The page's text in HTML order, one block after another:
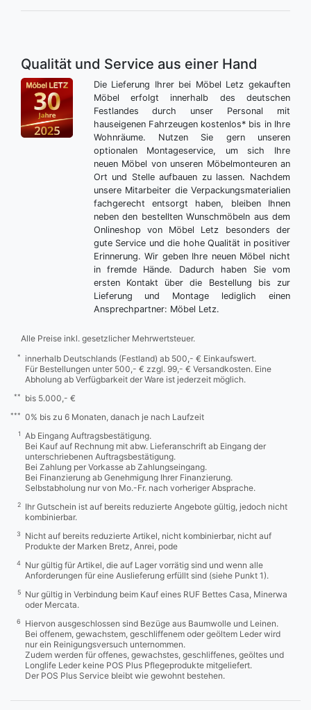
Qualität und Service aus einer Hand
Die Lieferung Ihrer bei Möbel Letz gekauften
Möbel erfolgt innerhalb des deutschen
Festlandes durch unser Personal mit
hauseigenen Fahrzeugen kostenlos* bis in Ihre
Wohnräume. Nutzen Sie gern unseren
optionalen Montageservice, um sich Ihre
neuen Möbel von unseren Möbelmonteuren an
Ort und Stelle aufbauen zu lassen. Nachdem
unsere Mitarbeiter die Verpackungsmaterialien
fachgerecht entsorgt haben, bleiben Ihnen
neben den bestellten Wunschmöbeln aus dem
Onlineshop von Möbel Letz besonders der
gute Service und die hohe Qualität in positiver
Erinnerung. Wir geben Ihre neuen Möbel nicht
in fremde Hände. Dadurch haben Sie vom
ersten Kontakt über die Bestellung bis zur
Lieferung und Montage lediglich einen
Ansprechpartner: Möbel Letz.
Alle Preise inkl. gesetzlicher Mehrwertsteuer.
*
innerhalb Deutschlands (Festland) ab 500,- € Einkaufswert.
Für Bestellungen unter 500,- € zzgl. 99,- € Versandkosten. Eine
Abholung ab Verfügbarkeit der Ware ist jederzeit möglich.
** bis 5.000,- €
*** 0% bis zu 6 Monaten, danach je nach Laufzeit
1
Ab Eingang Auftragsbestätigung.
Bei Kauf auf Rechnung mit abw. Lieferanschrift ab Eingang der
unterschriebenen Auftragsbestätigung.
Bei Zahlung per Vorkasse ab Zahlungseingang.
Bei Finanzierung ab Genehmigung Ihrer Finanzierung.
Selbstabholung nur von Mo.-Fr. nach vorheriger Absprache.
2
Ihr Gutschein ist auf bereits reduzierte Angebote gültig, jedoch nicht
kombinierbar.
3
Nicht auf bereits reduzierte Artikel, nicht kombinierbar, nicht auf
Produkte der Marken Bretz, Anrei, pode
4
Nur gültig für Artikel, die auf Lager vorrätig sind und wenn alle
Anforderungen für eine Auslieferung erfüllt sind (siehe Punkt 1).
5
Nur gültig in Verbindung beim Kauf eines RUF Bettes Casa, Minerwa
oder Mercata.
6
Hiervon ausgeschlossen sind Bezüge aus Baumwolle und Leinen.
Bei offenem, gewachstem, geschliffenem oder geöltem Leder wird
nur ein Reinigungsversuch unternommen.
Zudem werden für offenes, gewachstes, geschliffenes, geöltes und
Longlife Leder keine POS Plus Pflegeprodukte mitgeliefert.
Der POS Plus Service bleibt wie gewohnt bestehen.